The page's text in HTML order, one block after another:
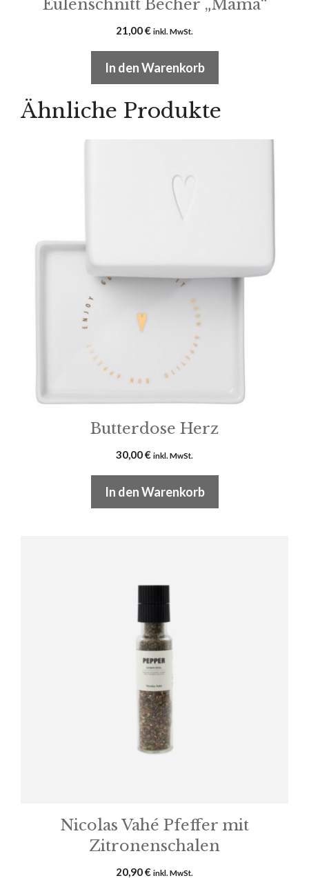
Eulenschnitt Becher „Mama“
21,00€ inkl. MwSt.
In den Warenkorb
Ähnliche Produkte
Butterdose Herz
30,00€ inkl. MwSt.
In den Warenkorb
Nicolas Vahé Pfeffer mit
Zitronenschalen
20,90€ inkl. MwSt.